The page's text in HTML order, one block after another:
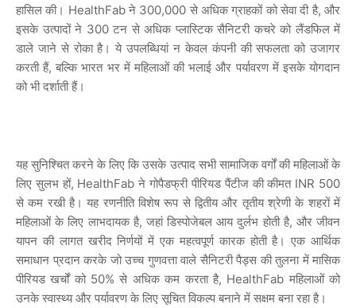
हासिल की। HealthFabने 300,000 से अधिक ग्राहकों को सेवा दी है,और
इसके उत्पादों ने 300 टन से अधिक प्लास्टिक सैनिटरी कचरे को लैंडफिल में
डाले जाने से रोका है। ये उपलब्धियां न केवल कंपनी की सफलता को उजागर
करती हैं,बल्कि भारत भर में महिलाओं की भलाई और पर्यावरण में इसके योगदान
को भी दर्शाती हैं।
यह सुनिश्चित करने के लिए कि उसके उत्पाद सभी सामाजिक वर्गों की महिलाओं के
लिए सुलभ हों, HealthFabने गोपैडफ्री पीरियड पैंटीज की कीमतINR 500
से कम रखी है। यह रणनीति विशेष रूप से द्वितीय और तृतीय श्रेणी के शहरों में
महिलाओं के लिए लाभदायक है, जहां डिस्पोजेबल आय दुर्लभ होती है, और जीवन
यापन की लागत खरीद निर्णयों में एक महत्वपूर्ण कारक होती है। एक आर्थिक
समाधान प्रदान करके जो उच्च गुणवत्ता वाले सैनिटरी पैड्स की तुलना में मासिक
पीरियड खर्चों को50%से अधिक कम करता है, HealthFab महिलाओं को
उनके स्वास्थ्य और पर्यावरण के लिए सूचित विकल्प बनाने में सक्षम बना रहा है।